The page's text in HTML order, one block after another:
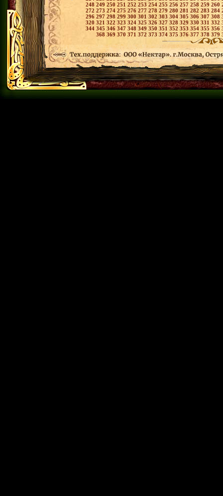
248 249 250 251 252 253 254 255 256 257 258 259 260
272 273 274 275 276 277 278 279 280 281 282 283 284
296 297 298 299 300 301 302 303 304 305 306 307 308
320 321 322 323 324 325 326 327 328 329 330 331 332
344 345 346 347 348 349 350 351 352 353 354 355 356
368 369 370 371 372 373 374 375 376377 378 379